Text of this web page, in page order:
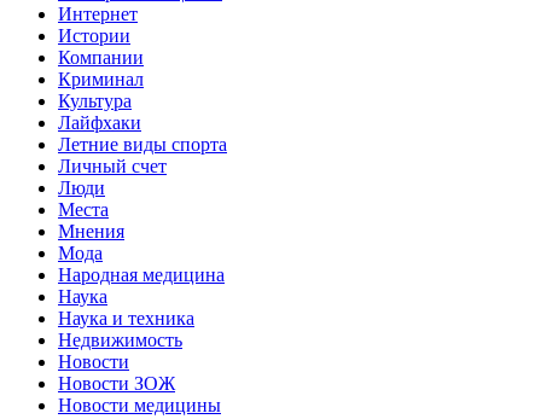
Интернет
Истории
Компании
Криминал
Культура
Лайфхаки
Летние виды спорта
Личный счет
Люди
Места
Мнения
Мода
Народная медицина
Наука
Наука и техника
Недвижимость
Новости
Новости ЗОЖ
Новости медицины